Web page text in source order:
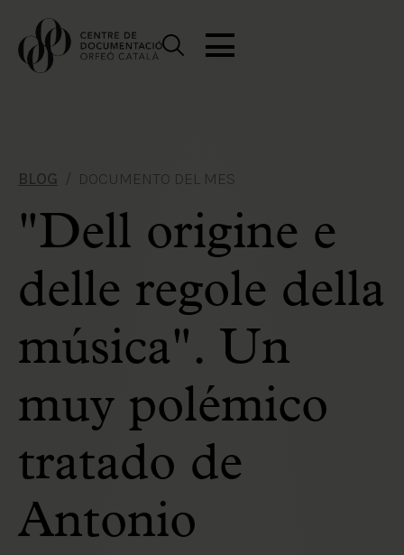
BLOG DOCUMENTO DEL MES
"Dell origine e
delle regole della
música". Un
muy polémico
tratado de
Antonio